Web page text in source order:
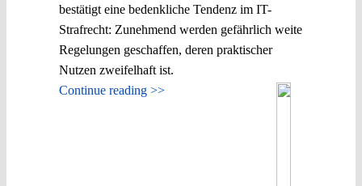
bestätigt eine bedenkliche Tendenz im IT-
Strafrecht: Zunehmend werden gefährlich weite
Regelungen geschaffen, deren praktischer
Nutzen zweifelhaft ist.
Continue reading >>